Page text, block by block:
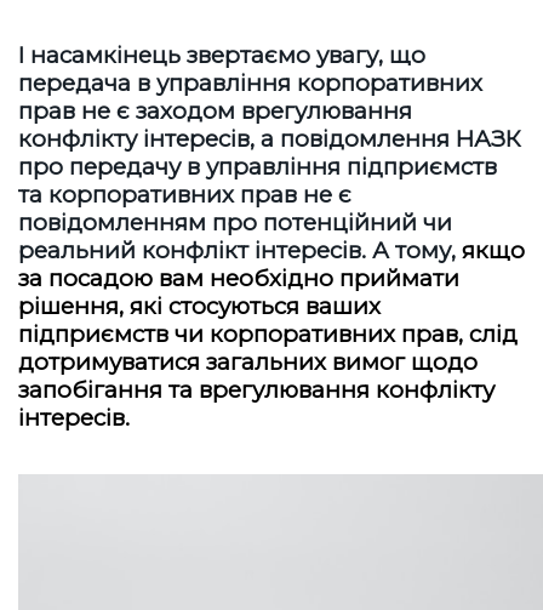
І насамкінець звертаємо увагу, що
передача в управління корпоративних
прав не є заходом врегулювання
конфлікту інтересів, а повідомлення НАЗК
про передачу в управління підприємств
та корпоративних прав не є
повідомленням про потенційний чи
реальний конфлікт інтересів. А тому, якщо
за посадою вам необхідно приймати
рішення, які стосуються ваших
підприємств чи корпоративних прав, слід
дотримуватися загальних вимог щодо
запобігання та врегулювання конфлікту
інтересів.